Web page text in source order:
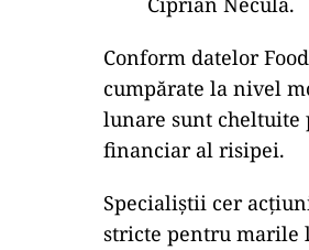
Conform datelor
cumpărate la nivel
lunare sunt cheltuite
financiar al risipei.
Specialiștii cer
stricte pentru marile